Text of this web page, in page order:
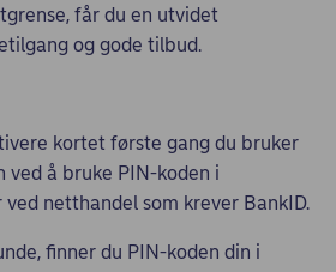
får du en utvidet
og gode tilbud.
kortet første gang du bruker
ved å bruke PIN-koden i
netthandel som krever BankID.
finner du PIN-koden din i